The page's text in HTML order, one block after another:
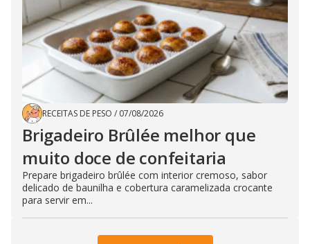
RECEITAS DE PESO / 07/08/2026
Brigadeiro Brûlée melhor que
muito doce de confeitaria
Prepare brigadeiro brûlée com interior cremoso, sabor
delicado de baunilha e cobertura caramelizada crocante
para servir em...